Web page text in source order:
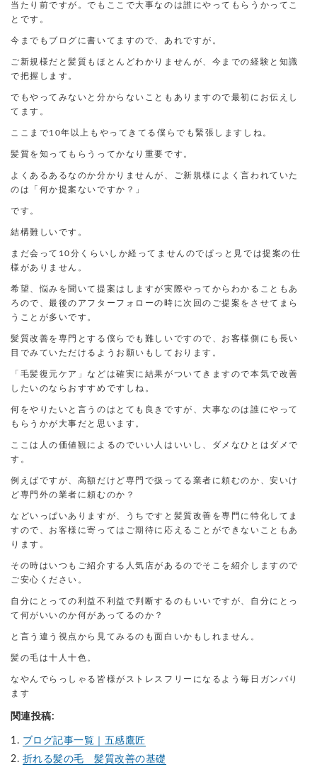
当たり前ですが。でもここで大事なのは誰にやってもらうかってこ
とです。
今までもブログに書いてますので、あれですが。
ご新規様だと髪質もほとんどわかりませんが、今までの経験と知識
で把握します。
でもやってみないと分からないこともありますので最初にお伝えし
てます。
ここまで10年以上もやってきてる僕らでも緊張しますしね。
髪質を知ってもらうってかなり重要です。
よくあるあるなのか分かりませんが、ご新規様によく言われていた
のは「何か提案ないですか？」
です。
結構難しいです。
まだ会って10分くらいしか経ってませんのでぱっと見では提案の仕
様がありません。
希望、悩みを聞いて提案はしますが実際やってからわかることもあ
ろので、最後のアフターフォローの時に次回のご提案をさせてまら
うことが多いです。
髪質改善を専門とする僕らでも難しいですので、お客様側にも長い
目でみていただけるようお願いもしております。
「毛髪復元ケア」などは確実に結果がついてきますので本気で改善
したいのならおすすめですしね。
何をやりたいと言うのはとても良きですが、大事なのは誰にやって
もらうかが大事だと思います。
ここは人の価値観によるのでいい人はいいし、ダメなひとはダメで
す。
例えばですが、高額だけど専門で扱ってる業者に頼むのか、安いけ
ど専門外の業者に頼むのか？
などいっぱいありますが、うちですと髪質改善を専門に特化してま
すので、お客様に寄ってはご期待に応えることができないこともあ
ります。
その時はいつもご紹介する人気店があるのでそこを紹介しますので
ご安心ください。
自分にとっての利益不利益で判断するのもいいですが、自分にとっ
て何がいいのか何があってるのか？
と言う違う視点から見てみるのも面白いかもしれません。
髪の毛は十人十色。
なやんでらっしゃる皆様がストレスフリーになるよう毎日ガンバり
ます
関連投稿:
ブログ記事一覧｜五感鷹匠
折れる髪の毛 髪質改善の基礎